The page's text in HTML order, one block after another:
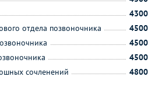
4300
отдела позвоночника
4500
4500
4500
сочленений
4800